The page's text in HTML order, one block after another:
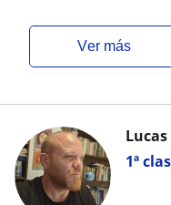
ver más
1ª
Lucas